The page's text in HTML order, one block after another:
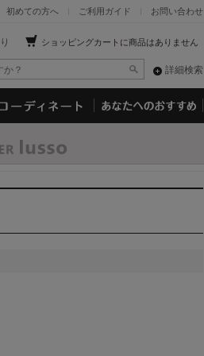
お問い合わせ
ご利用ガイド
初めての方へ
ショッピングカートに商品はありません
詳細検索